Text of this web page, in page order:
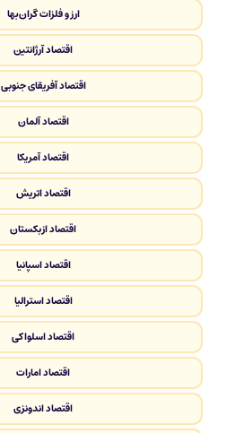
ارز و فلزات گران‌بها
اقتصاد آرژانتین
اقتصاد آفریقای جنوبی
اقتصاد آلمان
اقتصاد آمریکا
اقتصاد اتریش
اقتصاد ازبکستان
اقتصاد اسپانیا
اقتصاد استرالیا
اقتصاد اسلواکی
اقتصاد امارات
اقتصاد اندونزی